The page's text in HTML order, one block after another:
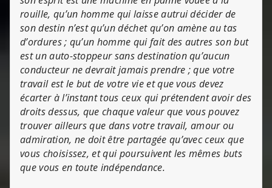
rouille, qu’un homme qui laisse autrui décider de
son destin n’est qu’un déchet qu’on amène au tas
d’ordures ; qu’un homme qui fait des autres son but
est un auto-stoppeur sans destination qu’aucun
conducteur ne devrait jamais prendre ; que votre
travail est le but de votre vie et que vous devez
écarter à l’instant tous ceux qui prétendent avoir des
droits dessus, que chaque valeur que vous pouvez
trouver ailleurs que dans votre travail, amour ou
admiration, ne doit être partagée qu’avec ceux que
vous choisissez, et qui poursuivent les mêmes buts
que vous en toute indépendance.